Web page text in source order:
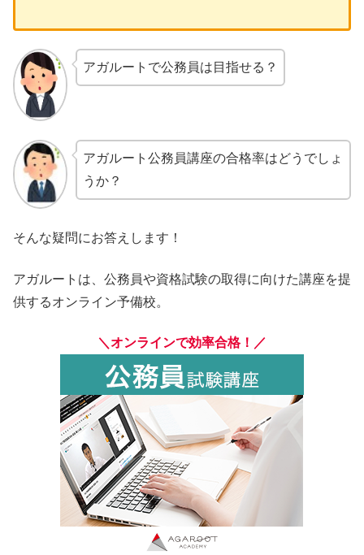
アガルートで公務員は目指せる？
アガルート公務員講座の合格率はどうでしょ
うか？
そんな疑問にお答えします！
アガルートは、公務員や資格試験の取得に向けた講座を提
供するオンライン予備校。
＼オンラインで効率合格！／